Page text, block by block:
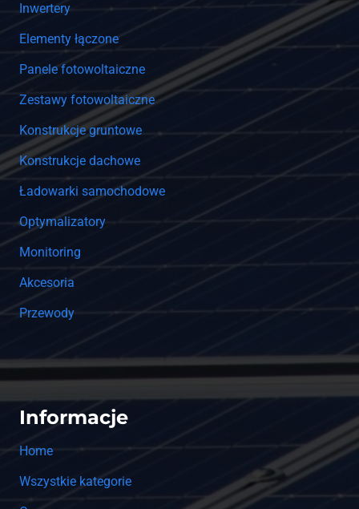
Inwertery
Elementy łączone
Panele fotowoltaiczne
Zestawy fotowoltaiczne
Konstrukcje gruntowe
Konstrukcje dachowe
Ładowarki samochodowe
Optymalizatory
Monitoring
Akcesoria
Przewody
Informacje
Home
Wszystkie kategorie